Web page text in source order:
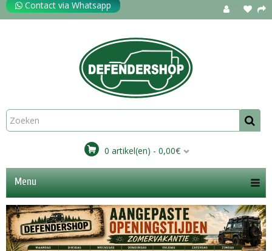
Contact via Whatsapp
0 artikel(en) - 0,00€
Menu